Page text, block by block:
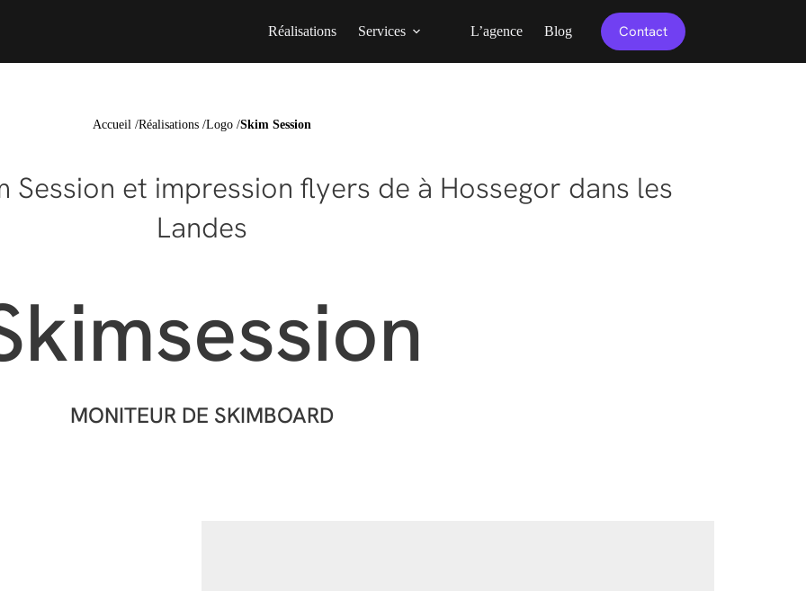
Réalisations Services L’agence Blog Contact
Accueil /Réalisations/Logo/Skim Session
Session et impression flyers de à Hossegor dans les
Landes
MONITEUR DE SKIMBOARD